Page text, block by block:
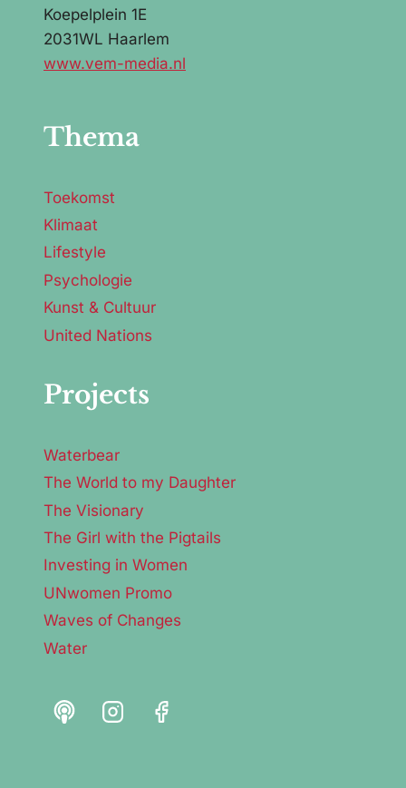
Koepelplein 1E
2031WL Haarlem
www.vem-media.nl
Thema
Toekomst
Klimaat
Lifestyle
Psychologie
Kunst & Cultuur
United Nations
Projects
Waterbear
The World to my Daughter
The Visionary
The Girl with the Pigtails
Investing in Women
UNwomen Promo
Waves of Changes
Water